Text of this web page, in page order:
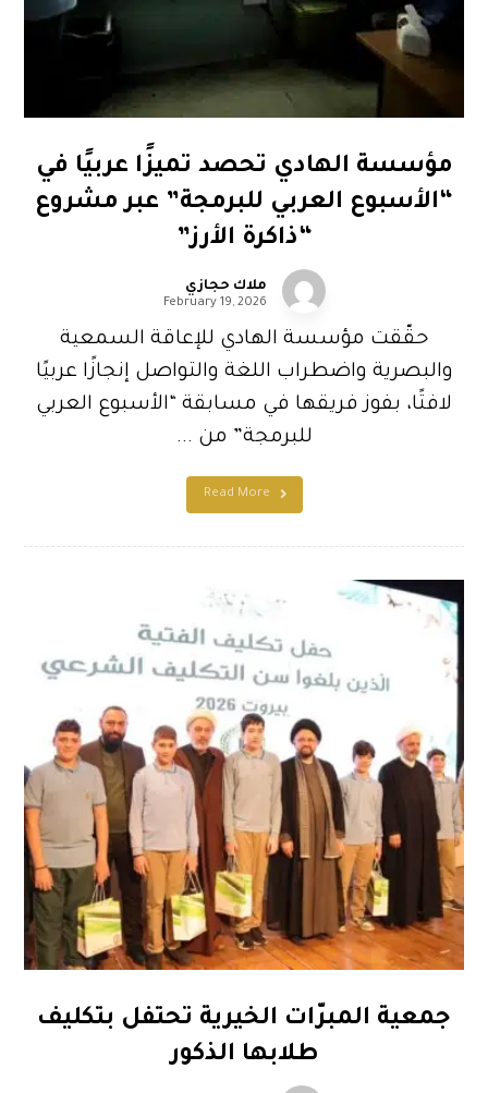
مؤسسة الهادي تحصد تميزًا عربيًا في
“الأسبوع العربي للبرمجة” عبر مشروع
“ذاكرة الأرز”
ملاك حجازي
February 19, 2026
حقّقت مؤسسة الهادي للإعاقة السمعية
والبصرية واضطراب اللغة والتواصل إنجازًا عربيًا
لافتًا، بفوز فريقها في مسابقة “الأسبوع العربي
للبرمجة” من ...
Read More
جمعية المبرّات الخيرية تحتفل بتكليف
طلابها الذكور